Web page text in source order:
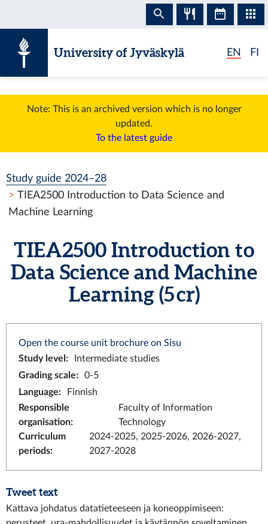
University of Jyväskylä EN FI
Note: This is an archived version which is no longer
updated.
To the latest guide
Study guide 2024–28
TIEA2500 Introduction to Data Science and
Machine Learning
TIEA2500 Introduction to
Data Science and Machine
Learning (5 cr)
Open the course unit brochure on Sisu
Study level :
Intermediate studies
Grading scale:
0-5
Language:
Finnish
Responsible
organisation:
Faculty of Information
Technology
Curriculum
periods:
2024-2025, 2025-2026, 2026-2027,
2027-2028
Tweet text
Kattava johdatus datatieteeseen ja koneoppimiseen: